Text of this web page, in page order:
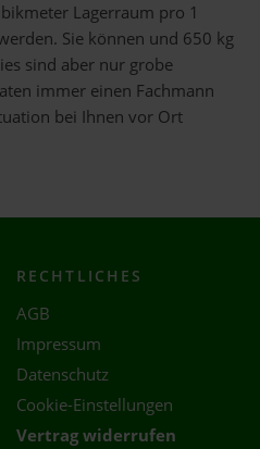
Lagerraum pro 1
Sie können und 650 kg
sind aber nur grobe
immer einen Fachmann
bei Ihnen vor Ort
RECHTLICHES
AGB
Impressum
Datenschutz
Cookie-Einstellungen
Vertrag widerrufen